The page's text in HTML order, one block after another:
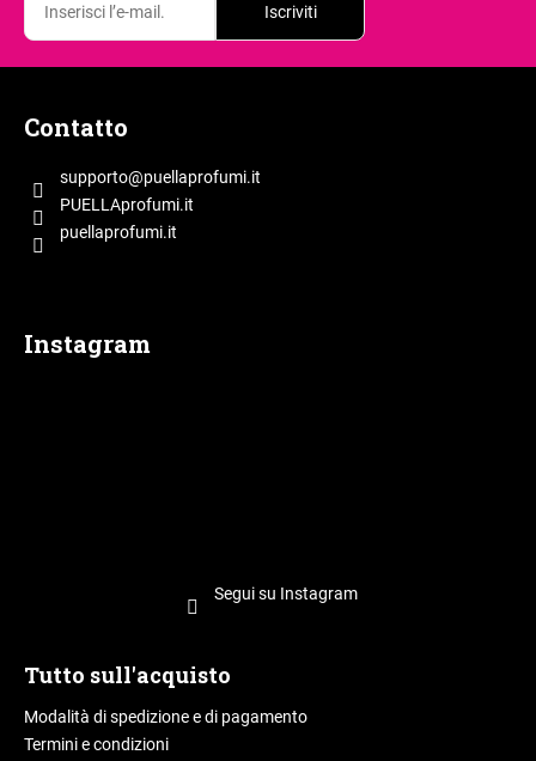
Iscriviti
Contatto
supporto@puellaprofumi.it
PUELLAprofumi.it
puellaprofumi.it
Instagram
Segui su Instagram
Tutto sull'acquisto
Modalità di spedizione e di pagamento
Termini e condizioni